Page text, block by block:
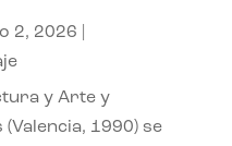
2, 2026
y Arte y
1990) se